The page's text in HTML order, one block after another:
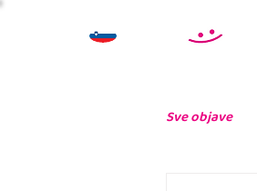
Sve objave